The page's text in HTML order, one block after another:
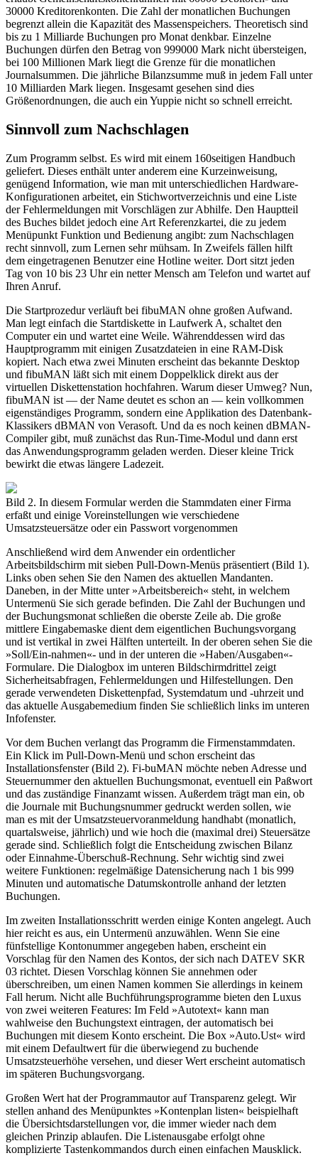
30000 Kreditorenkonten. Die Zahl der monatlichen Buchungen
begrenzt allein die Kapazität des Massenspeichers. Theoretisch sind
bis zu 1 Milliarde Buchungen pro Monat denkbar. Einzelne
Buchungen dürfen den Betrag von 999000 Mark nicht übersteigen,
bei 100 Millionen Mark liegt die Grenze für die monatlichen
Journalsummen. Die jährliche Bilanzsumme muß in jedem Fall unter
10 Milliarden Mark liegen. Insgesamt gesehen sind dies
Größenordnungen, die auch ein Yuppie nicht so schnell erreicht.
Sinnvoll zum Nachschlagen
Zum Programm selbst. Es wird mit einem 160seitigen Handbuch
geliefert. Dieses enthält unter anderem eine Kurzeinweisung,
genügend Information, wie man mit unterschiedlichen Hardware-
Konfigurationen arbeitet, ein Stichwortverzeichnis und eine Liste
der Fehlermeldungen mit Vorschlägen zur Abhilfe. Den Hauptteil
des Buches bildet jedoch eine Art Referenzkartei, die zu jedem
Menüpunkt Funktion und Bedienung angibt: zum Nachschlagen
recht sinnvoll, zum Lernen sehr mühsam. In Zweifels fällen hilft
dem eingetragenen Benutzer eine Hotline weiter. Dort sitzt jeden
Tag von 10 bis 23 Uhr ein netter Mensch am Telefon und wartet auf
Ihren Anruf.
Die Startprozedur verläuft bei fibuMAN ohne großen Aufwand.
Man legt einfach die Startdiskette in Laufwerk A, schaltet den
Computer ein und wartet eine Weile. Währenddessen wird das
Hauptprogramm mit einigen Zusatzdateien in eine RAM-Disk
kopiert. Nach etwa zwei Minuten erscheint das bekannte Desktop
und fibuMAN läßt sich mit einem Doppelklick direkt aus der
virtuellen Diskettenstation hochfahren. Warum dieser Umweg? Nun,
fibuMAN ist — der Name deutet es schon an — kein vollkommen
eigenständiges Programm, sondern eine Applikation des Datenbank-
Klassikers dBMAN von Verasoft. Und da es noch keinen dBMAN-
Compiler gibt, muß zunächst das Run-Time-Modul und dann erst
das Anwendungsprogramm geladen werden. Dieser kleine Trick
bewirkt die etwas längere Ladezeit.
Bild 2. In diesem Formular werden die Stammdaten einer Firma
erfaßt und einige Voreinstellungen wie verschiedene
Umsatzsteuersätze oder ein Passwort vorgenommen
Anschließend wird dem Anwender ein ordentlicher
Arbeitsbildschirm mit sieben Pull-Down-Menüs präsentiert (Bild 1).
Links oben sehen Sie den Namen des aktuellen Mandanten.
Daneben, in der Mitte unter »Arbeitsbereich« steht, in welchem
Untermenü Sie sich gerade befinden. Die Zahl der Buchungen und
der Buchungsmonat schließen die oberste Zeile ab. Die große
mittlere Eingabemaske dient dem eigentlichen Buchungsvorgang
und ist vertikal in zwei Hälften unterteilt. In der oberen sehen Sie die
»Soll/Ein-nahmen«- und in der unteren die »Haben/Ausgaben«-
Formulare. Die Dialogbox im unteren Bildschirmdrittel zeigt
Sicherheitsabfragen, Fehlermeldungen und Hilfestellungen. Den
gerade verwendeten Diskettenpfad, Systemdatum und -uhrzeit und
das aktuelle Ausgabemedium finden Sie schließlich links im unteren
Infofenster.
Vor dem Buchen verlangt das Programm die Firmenstammdaten.
Ein Klick im Pull-Down-Menü und schon erscheint das
Installationsfenster (Bild 2). Fi-buMAN möchte neben Adresse und
Steuernummer den aktuellen Buchungsmonat, eventuell ein Paßwort
und das zuständige Finanzamt wissen. Außerdem trägt man ein, ob
die Journale mit Buchungsnummer gedruckt werden sollen, wie
man es mit der Umsatzsteuervoranmeldung handhabt (monatlich,
quartalsweise, jährlich) und wie hoch die (maximal drei) Steuersätze
gerade sind. Schließlich folgt die Entscheidung zwischen Bilanz
oder Einnahme-Überschuß-Rechnung. Sehr wichtig sind zwei
weitere Funktionen: regelmäßige Datensicherung nach 1 bis 999
Minuten und automatische Datumskontrolle anhand der letzten
Buchungen.
Im zweiten Installationsschritt werden einige Konten angelegt. Auch
hier reicht es aus, ein Untermenü anzuwählen. Wenn Sie eine
fünfstellige Kontonummer angegeben haben, erscheint ein
Vorschlag für den Namen des Kontos, der sich nach DATEV SKR
03 richtet. Diesen Vorschlag können Sie annehmen oder
überschreiben, um einen Namen kommen Sie allerdings in keinem
Fall herum. Nicht alle Buchführungsprogramme bieten den Luxus
von zwei weiteren Features: Im Feld »Autotext« kann man
wahlweise den Buchungstext eintragen, der automatisch bei
Buchungen mit diesem Konto erscheint. Die Box »Auto.Ust« wird
mit einem Defaultwert für die überwiegend zu buchende
Umsatzsteuerhöhe versehen, und dieser Wert erscheint automatisch
im späteren Buchungsvorgang.
Großen Wert hat der Programmautor auf Transparenz gelegt. Wir
stellen anhand des Menüpunktes »Kontenplan listen« beispielhaft
die Übersichtsdarstellungen vor, die immer wieder nach dem
gleichen Prinzip ablaufen. Die Listenausgabe erfolgt ohne
komplizierte Tastenkommandos durch einen einfachen Mausklick.